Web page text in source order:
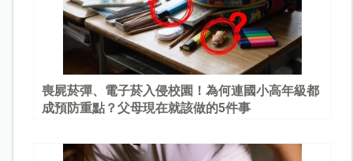
喪屍菸彈、電子菸入侵校園！為何連國小高年級都
成預防重點？父母現在就該做的5件事